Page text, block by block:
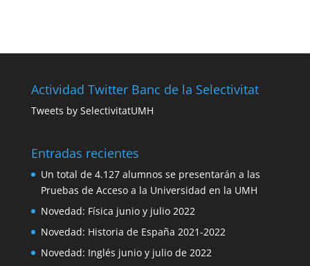
Actividad Twitter Banc de la Selectivitat
Tweets by SelectivitatUMH
Entradas recientes
Un total de 4.127 alumnos se presentarán a las
Pruebas de Acceso a la Universidad en la UMH
Novedad: Física junio y julio 2022
Novedad: Historia de España 2021-2022
Novedad: Inglés junio y julio de 2022